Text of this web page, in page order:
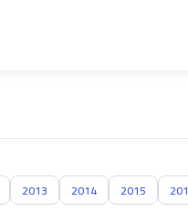
2015
2014
2013